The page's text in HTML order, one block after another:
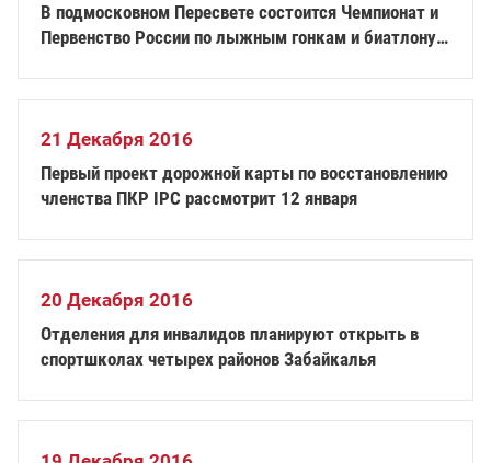
В подмосковном Пересвете состоится Чемпионат и
Первенство России по лыжным гонкам и биатлону
21 Декабря 2016
Первый проект дорожной карты по восстановлению
членства ПКР IPC рассмотрит 12 января
20 Декабря 2016
Отделения для инвалидов планируют открыть в
спортшколах четырех районов Забайкалья